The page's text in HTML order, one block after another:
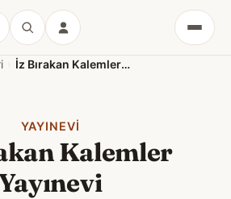
Menü
İz Bırakan Kalemler Yayınevi
YAYINEVI
Kalemler